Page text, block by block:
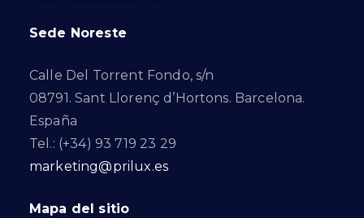
Sede Noreste
Calle Del Torrent Fondo, s/n
08791. Sant Llorenç d’Hortons. Barcelona.
España
Tel.: (+34) 93 719 23 29
marketing@prilux.es
Mapa del sitio